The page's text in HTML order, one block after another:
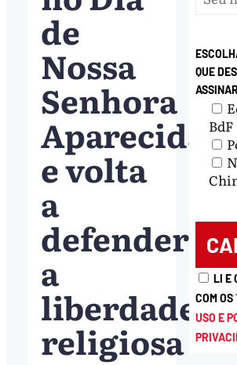
de
Nossa
Senhora
Aparecida
e volta
a
defender
a
liberdade
religiosa
QUE
BdF
LI E
COM OS
USO E